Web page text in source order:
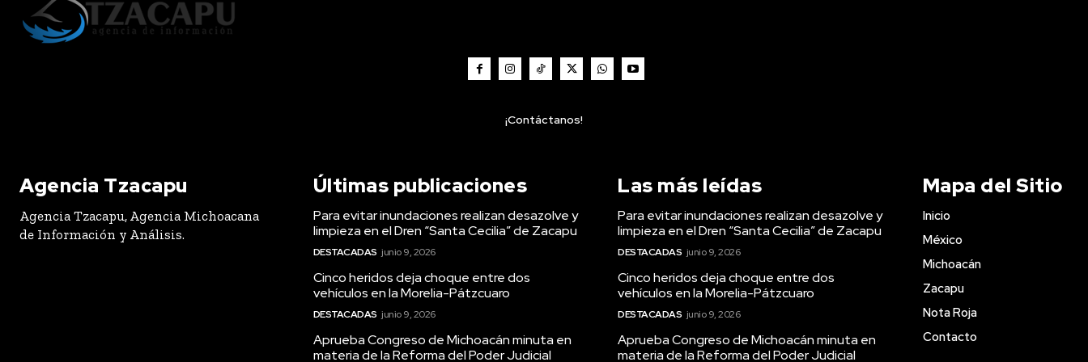
¡Contáctanos!
Agencia Tzacapu
Agencia Tzacapu, Agencia Michoacana
de Información y Análisis.
Últimas publicaciones
Para evitar inundaciones realizan desazolve y
limpieza en el Dren “Santa Cecilia” de Zacapu
DESTACADAS junio 9, 2026
Cinco heridos deja choque entre dos
vehículos en la Morelia-Pátzcuaro
DESTACADAS junio 9, 2026
Aprueba Congreso de Michoacán minuta en
materia de la Reforma del Poder Judicial
Las más leídas
Para evitar inundaciones realizan desazolve y
limpieza en el Dren “Santa Cecilia” de Zacapu
DESTACADAS junio 9, 2026
Cinco heridos deja choque entre dos
vehículos en la Morelia-Pátzcuaro
DESTACADAS junio 9, 2026
Aprueba Congreso de Michoacán minuta en
materia de la Reforma del Poder Judicial
Mapa del Sitio
Inicio
México
Michoacán
Zacapu
Nota Roja
Contacto